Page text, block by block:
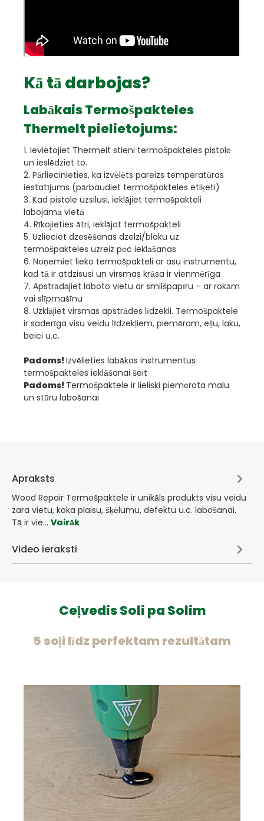
Kā tā darbojas?
Labākais Termošpakteles
Thermelt pielietojums:
1. Ievietojiet Thermelt stieni termošpakteles pistolē
un ieslēdziet to.
2. Pārliecinieties, ka izvēlēts pareizs temperatūras
iestatījums (pārbaudiet termošpakteles etiķeti)
3. Kad pistole uzsilusi, ieklājiet termošpakteli
labojamā vietā
4. Rīkojieties ātri, ieklājot termošpakteli
5. Uzlieciet dzesēšanas dzelzi/bloku uz
termošpakteles uzreiz pēc ieklāšanas
6. Noņemiet lieko termošpakteli ar asu instrumentu,
kad tā ir atdzisusi un virsmas krāsa ir vienmērīga
7. Apstrādājiet laboto vietu ar smilšpapīru – ar rokām
vai slīpmašīnu
8. Uzklājiet virsmas apstrādes līdzekli. Termošpaktele
ir saderīga visu veidu līdzekļiem, piemēram, eļļu, laku,
beici u.c.
Padoms! Izvēlieties labākos instrumentus
termošpakteles ieklāšanai šeit
Padoms! Termošpaktele ir lieliski piemērota malu
un stūru labošanai
Apraksts
Wood Repair Termošpaktele ir unikāls produkts visu veidu
zara vietu, koka plaisu, šķēlumu, defektu u.c. labošanai.
Tā ir vie… Vairāk
Video ieraksti
Ceļvedis Soli pa Solim
5 soļi līdz perfektam rezultātam